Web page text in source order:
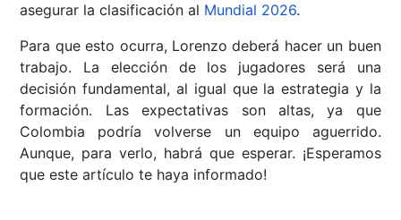
asegurar la clasificación al Mundial 2026.
Para que esto ocurra, Lorenzo deberá hacer un buen
trabajo. La elección de los jugadores será una
decisión fundamental, al igual que la estrategia y la
formación. Las expectativas son altas, ya que
Colombia podría volverse un equipo aguerrido.
Aunque, para verlo, habrá que esperar. ¡Esperamos
que este artículo te haya informado!